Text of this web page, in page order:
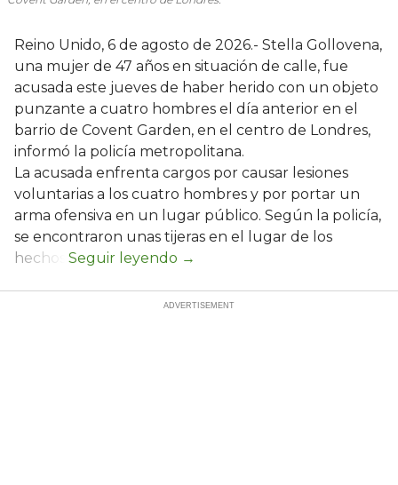
Reino Unido, 6 de agosto de 2026.- Stella Gollovena,
una mujer de 47 años en situación de calle, fue
acusada este jueves de haber herido con un objeto
punzante a cuatro hombres el día anterior en el
barrio de Covent Garden, en el centro de Londres,
informó la policía metropolitana.
La acusada enfrenta cargos por causar lesiones
voluntarias a los cuatro hombres y por portar un
arma ofensiva en un lugar público. Según la policía,
se encontraron unas tijeras en el lugar de los
hechos.